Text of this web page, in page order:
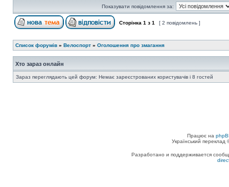
Показувати повідомлення за:
Сторінка 1 з 1 [ 2 повідомлень ]
Список форумів » Велоспорт » Оголошення про змагання
Хто зараз онлайн
Зараз переглядають цей форум: Немає зареєстрованих користувачів і 8 гостей
Працює на
Український
Разработано и поддерживается